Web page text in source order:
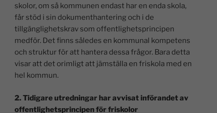
skolor, om så kommunen endast har en enda skola,
får stöd i sin dokumenthantering och i de
tillgänglighetskrav som offentlighetsprincipen
medför. Det finns således en kommunal kompetens
och struktur för att hantera dessa frågor. Bara detta
visar att det orimligt att jämställa en friskola med en
hel kommun.
2. Tidigare utredningar har avvisat införandet av
offentlighetsprincipen för friskolor